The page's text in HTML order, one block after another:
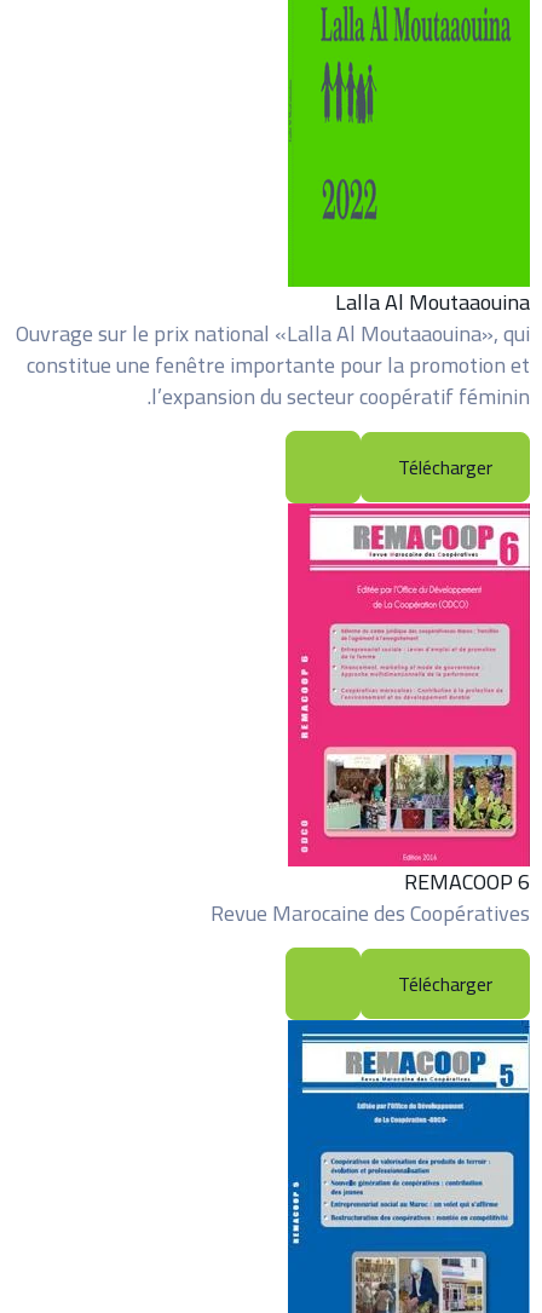
Lalla Al Moutaaouina
Ouvrage sur le prix national «Lalla Al Moutaaouina», qui
constitue une fenêtre importante pour la promotion et
l’expansion du secteur coopératif féminin.
Télécharger
REMACOOP 6
Revue Marocaine des Coopératives
Télécharger